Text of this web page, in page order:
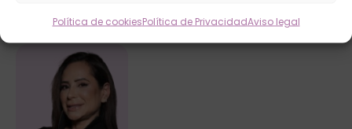
Política de cookiesPolítica de PrivacidadAviso legal